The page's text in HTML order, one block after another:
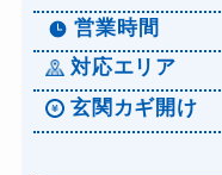
営業時間
対応エリア
玄関カギ開け